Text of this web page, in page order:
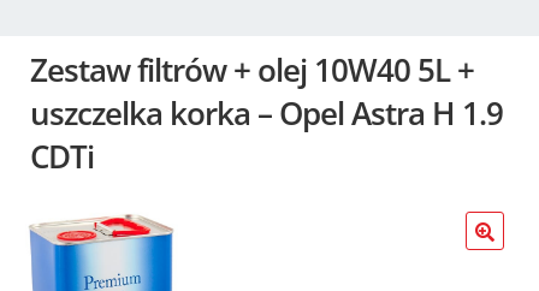
Koszyk
Promocje
Zestaw filtrów + olej 10W40 5L +
uszczelka korka – Opel Astra H 1.9
CDTi